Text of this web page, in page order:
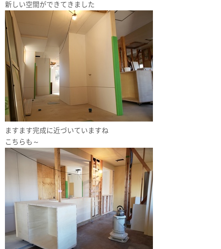
新しい空間ができてきました
ますます完成に近づいていますね
こちらも～